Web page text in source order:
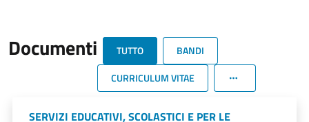
Documenti TUTTO
BANDI
CURRICULUM VITAE
SERVIZI EDUCATIVI, SCOLASTICI E PER LE